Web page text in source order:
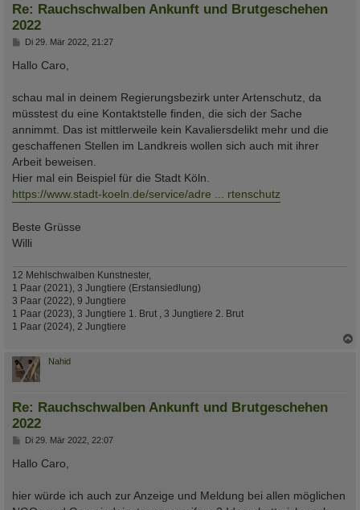
Re: Rauchschwalben Ankunft und Brutgeschehen
2022
B
i
t
a
g
Di 29. Mär 2022, 21:27
Hallo Caro,
schau mal in deinem Regierungsbezirk unter Artenschutz, da
müsstest du eine Kontaktstelle finden, die sich der Sache
annimmt. Das ist mittlerweile kein Kavaliersdelikt mehr und die
geschaffenen Stellen im Landkreis wollen sich auch mit ihrer
Arbeit beweisen.
Hier mal ein Beispiel für die Stadt Köln.
https://www.stadt-koeln.de/service/adre ... rtenschutz
Beste Grüsse
Willi
12 Mehlschwalben Kunstnester,
1 Paar (2021), 3 Jungtiere (Erstansiedlung)
3 Paar (2022), 9 Jungtiere
1 Paar (2023), 3 Jungtiere 1. Brut , 3 Jungtiere 2. Brut
1 Paar (2024), 2 Jungtiere
Nahid
Re: Rauchschwalben Ankunft und Brutgeschehen
2022
B
i
t
g
Di 29. Mär 2022, 22:07
Hallo Caro,
hier würde ich auch zur Anzeige und Meldung bei allen möglichen